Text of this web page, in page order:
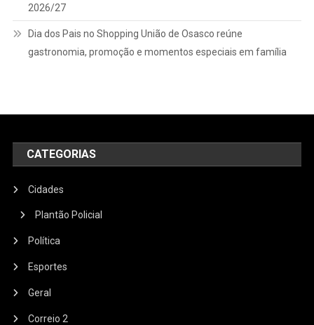
2026/27
Dia dos Pais no Shopping União de Osasco reúne
gastronomia, promoção e momentos especiais em família
CATEGORIAS
Cidades
Plantão Policial
Política
Esportes
Geral
Correio 2